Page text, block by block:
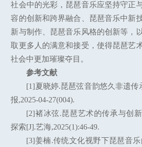
社会中的光彩，琵琶音乐应坚持守正
容的创新和跨界融合、琵琶音乐中新
新与制作、琵琶音乐风格的创新等，
取更多人的满意和接受，使得琵琶艺
社会中更加璀璨夺目。
参考文献
[1]夏晓婷.琵琶弦音韵悠久非遗传
报,2025-04-27(004).
[2]褚冰弦.琵琶艺术的传承与创
探索[J].艺海,2025(1):46-49.
[3]姜楠.传统文化视野下琵琶音